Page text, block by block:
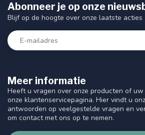
Meer informatie
Heeft u vragen over onze producten of uw
onze klantenservicepagina. Hier vindt u
antwoorden op veelgestelde vragen en
om contact met ons op te nemen.
Abonneer je op onze
Blijf op de hoogte over onze laatste acties